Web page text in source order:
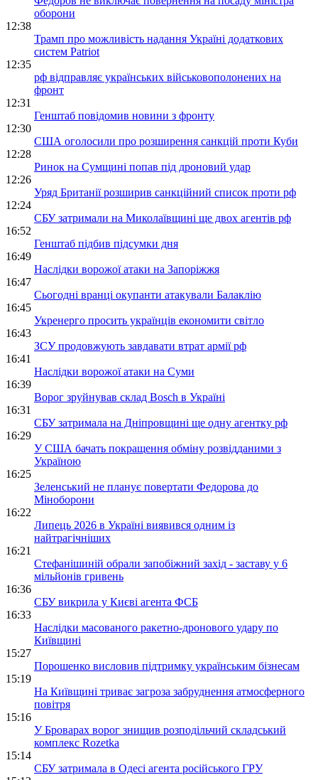
оборони
12:38
Трамп про можливість надання Україні додаткових
систем Patriot
12:35
рф відправляє українських військовополонених на
фронт
12:31
Генштаб повідомив новини з фронту
12:30
США оголосили про розширення санкцій проти Куби
12:28
Ринок на Сумщині попав під дроновий удар
12:26
Уряд Британії розширив санкційний список проти рф
12:24
СБУ затримали на Миколаївщині ще двох агентів рф
16:52
Генштаб підбив підсумки дня
16:49
Наслідки ворожої атаки на Запоріжжя
16:47
Сьогодні вранці окупанти атакували Балаклію
16:45
Укренерго просить українців економити світло
16:43
ЗСУ продовжують завдавати втрат армії рф
16:41
Наслідки ворожої атаки на Суми
16:39
Ворог зруйнував склад Bosch в Україні
16:31
СБУ затримала на Дніпровщині ще одну агентку рф
16:29
У США бачать покращення обміну розвідданими з
Україною
16:25
Зеленський не планує повертати Федорова до
Міноборони
16:22
Липець 2026 в Україні виявився одним із
найтрагічніших
16:21
Стефанішиній обрали запобіжний захід - заставу у 6
мільйонів гривень
16:36
СБУ викрила у Києві агента ФСБ
16:33
Наслідки масованого ракетно-дронового удару по
Київщині
15:27
Порошенко висловив підтримку українським бізнесам
15:19
На Київщині триває загроза забруднення атмосферного
повітря
15:16
У Броварах ворог знищив розподільчий складський
комплекс Rozetka
15:14
СБУ затримала в Одесі агента російського ГРУ